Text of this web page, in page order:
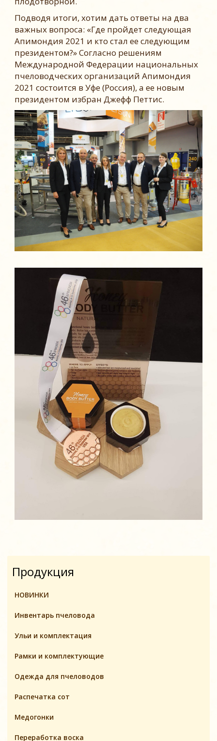
Подводя итоги, хотим дать ответы на два
важных вопроса: «Где пройдет следующая
Апимондия 2021 и кто стал ее следующим
президентом?» Согласно решениям
Международной Федерации национальных
пчеловодческих организаций Апимондия
2021 состоится в Уфе (Россия), а ее новым
президентом избран Джефф Петтис.
Продукция
НОВИНКИ
Инвентарь пчеловодa
Ульи и комплектация
Pамки и комплeктующие
Одежда для пчеловодов
Распечатка сот
Медогонки
Переработка воска